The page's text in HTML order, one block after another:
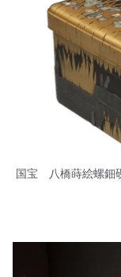
国宝 八橋蒔絵螺